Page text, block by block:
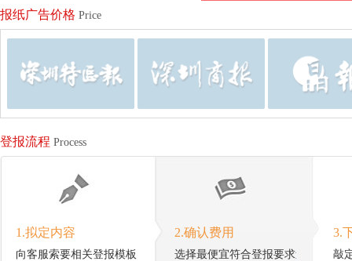
报纸广告价格 Price
登报流程 Process
1.拟定内容
向客服索要相关登报模板
2.确认费用
选择最便宜符合登报要求
3.
敲